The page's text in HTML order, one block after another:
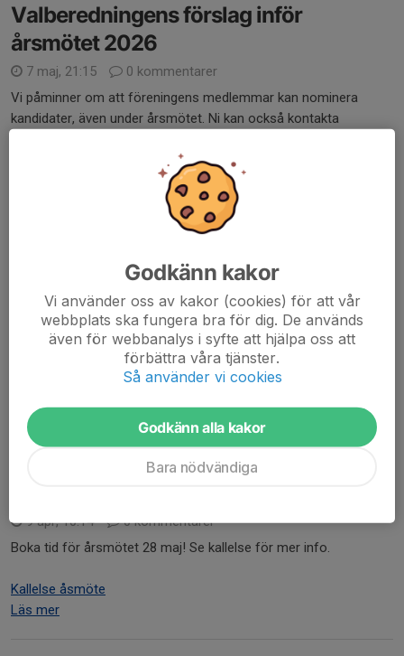
Valberedningens förslag inför
årsmötet 2026
7 maj, 21:15
0 kommentarer
Vi påminner om att föreningens medlemmar kan nominera
kandidater, även under årsmötet. Ni kan också kontakta
obehörigen röja vad de i denna egenskap fått...
Information från valberedning 2026
0 kommentarer
Poster att väljas på årsmötet (torsdag 28 maj):
Styrelsens ordförande (på ett år)
Halva antalet ordinarie styrelseledamöter (3 st, på två år)
och eventuellt fyllnadsval
Styrelsesuppleanter (2 st, båda på ett år)
Revisor och...
Läs mer
9 apr, 10:14
0 kommentarer
Boka tid för årsmötet 28 maj! Se kallelse för mer info.
Kallelse åsmöte
Läs mer
Godkänn kakor
Vi använder oss av kakor (cookies) för att vår
webbplats ska fungera bra för dig. De används
även för webbanalys i syfte att hjälpa oss att
förbättra våra tjänster.
Så använder vi cookies
Godkänn alla kakor
Bara nödvändiga